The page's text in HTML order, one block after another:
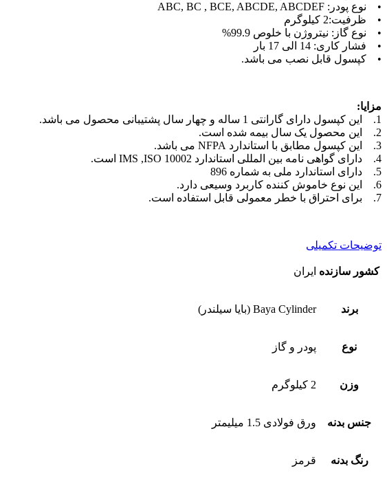
• نوع پودر: ABC, BC , BCE, ABCDE, ABCDEF
• ظرفیت:2 کیلوگرم
• نوع گاز: نیتروژن با خلوص 99.9%
• فشار کاری: 14 الی 17 بار
• کپسول قابل نصب می باشد.
مزایا:
1. این کپسول دارای گارانتی 1 ساله و چهار سال پشتیبانی محصول می باشد.
2. این محصول یک سال بیمه شده است.
3. این کپسول مطابق با استاندارد NFPA می باشد.
4. دارای گواهی نامه بین المللی استاندارد IMS ,ISO 10002 است.
5. دارای استاندارد ملی به شماره 896
6. این نوع خاموش کننده کاربرد وسیعی دارد.
7. برای احتراق با خطر معمولی قابل استفاده است.
توضیحات تکمیلی
کشور سازنده ایران
برند Baya Cylinder (بایا سیلندر)
نوع پودر و گاز
وزن 2 کیلوگرم
جنس بدنه ورق فولادی 1.5 میلیمتر
رنگ بدنه قرمز